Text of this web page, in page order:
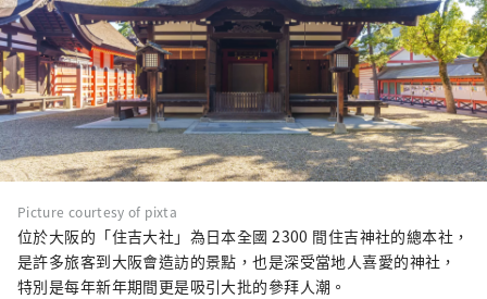
Picture courtesy of pixta
位於大阪的「住吉大社」為日本全國 2300 間住吉神社的總本社，
是許多旅客到大阪會造訪的景點，也是深受當地人喜愛的神社，
特別是每年新年期間更是吸引大批的參拜人潮。